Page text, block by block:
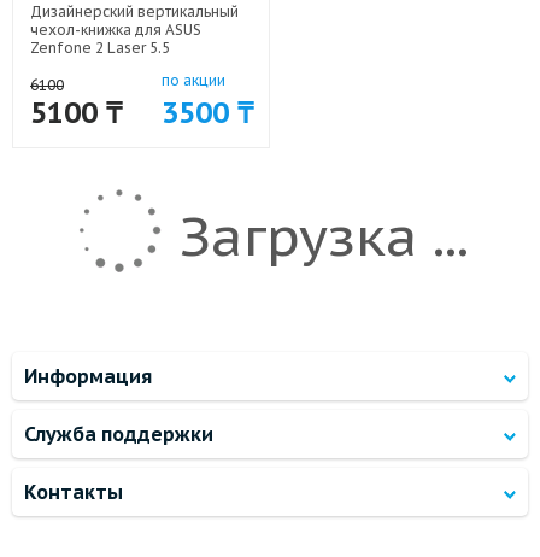
Дизайнерский вертикальный
чехол-книжка для ASUS
Zenfone 2 Laser 5.5
1845
6100
5100 ₸
по акции
3500 ₸
Загрузка ...
Информация
Служба поддержки
Контакты